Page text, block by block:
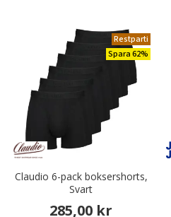
Restparti
Spara 62%
Claudio 6-pack boksershorts,
Svart
285,00 kr